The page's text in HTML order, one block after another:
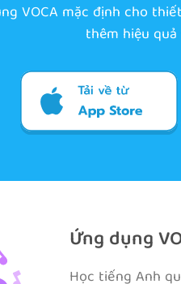
VOCA mặc định cho
thêm hiệu
Ứng dụng
Học tiếng Anh